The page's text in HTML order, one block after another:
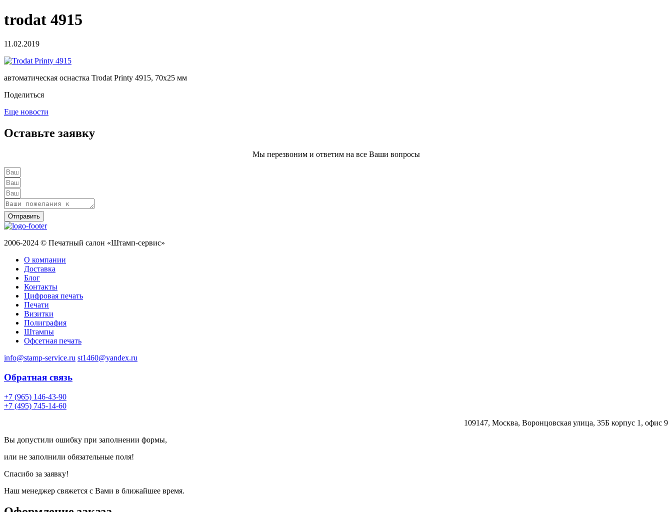
trodat 4915
11.02.2019
автоматическая оснастка Trodat Printy 4915, 70х25 мм
Поделиться
Еще новости
Оставьте заявку
Мы перезвоним и ответим на все Ваши вопросы
Отправить
2006-2024 © Печатный салон «Штамп-сервис»
О компании
Доставка
Блог
Контакты
Цифровая печать
Печати
Визитки
Полиграфия
Штампы
Офсетная печать
info@stamp-service.ru st1460@yandex.ru
Обратная связь
+7 (965) 146-43-90
+7 (495) 745-14-60
109147, Москва, Воронцовская улица, 35Б корпус 1, офис 9
Вы допустили ошибку при заполнении формы,
или не заполнили обязательные поля!
Спасибо за заявку!
Наш менеджер свяжется с Вами в ближайшее время.